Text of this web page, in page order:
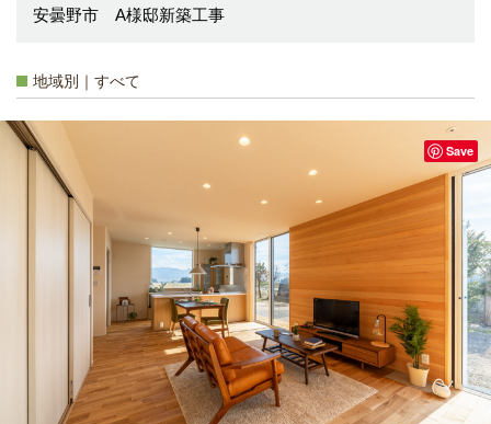
安曇野市 A様邸新築工事
地域別｜すべて
Save